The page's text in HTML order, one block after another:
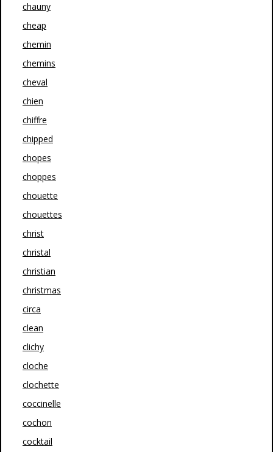
chauny
cheap
chemin
chemins
cheval
chien
chiffre
chipped
chopes
choppes
chouette
chouettes
christ
christal
christian
christmas
circa
clean
clichy
cloche
clochette
coccinelle
cochon
cocktail